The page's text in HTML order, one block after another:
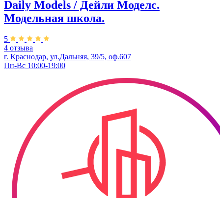
Daily Models / Дейли Моделс.
Модельная школа.
5
4 отзыва
г. Краснодар, ул.Дальняя, 39/5, оф.607
Пн-Вс 10:00-19:00